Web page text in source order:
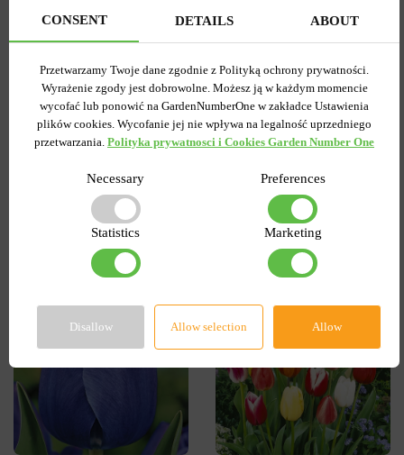
Lilia OT Hybryda Pretty
woman
Wysyłamy od 5 września
Kupiony 1956 razy
Kod produktu
1308
Ilość w paczce
1
DO KOSZYKA
Tulipan
Wysyłamy od 5 września
Kupiony 217 razy
Kod produktu
1467
Ilość w paczce
DO KOSZYKA
CONSENT DETAILS ABOUT
Przetwarzamy Twoje dane zgodnie z Polityką ochrony prywatności.
Wyrażenie zgody jest dobrowolne. Możesz ją w każdym momencie
wycofać lub ponowić na GardenNumberOne w zakładce Ustawienia
plików cookies. Wycofanie jej nie wpływa na legalność uprzedniego
przetwarzania. Polityka prywatnosci i Cookies Garden Number One
Necessary Preferences
Statistics Marketing
Disallow Allow selection Allow